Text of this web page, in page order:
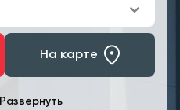
Развернуть
На карте